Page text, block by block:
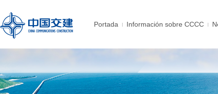
Portada Información sobre CCCC